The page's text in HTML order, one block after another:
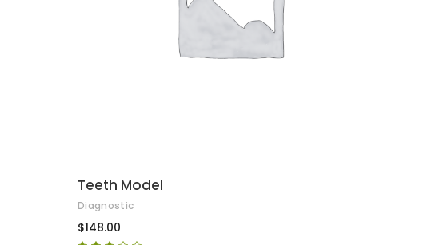
AFEGEIX A LA CISTELLA
Teeth Model
Diagnostic
$148.00